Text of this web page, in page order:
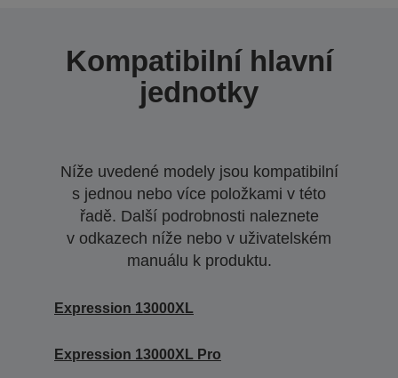
Kompatibilní hlavní
jednotky
Níže uvedené modely jsou kompatibilní
s jednou nebo více položkami v této
řadě. Další podrobnosti naleznete
v odkazech níže nebo v uživatelském
manuálu k produktu.
Expression 13000XL
Expression 13000XL Pro